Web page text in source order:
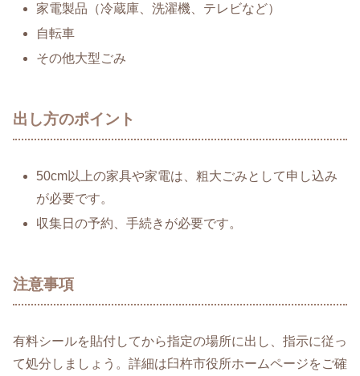
家電製品（冷蔵庫、洗濯機、テレビなど）
自転車
その他大型ごみ
出し方のポイント
50cm以上の家具や家電は、粗大ごみとして申し込み
が必要です。
収集日の予約、手続きが必要です。
注意事項
有料シールを貼付してから指定の場所に出し、指示に従っ
て処分しましょう。詳細は臼杵市役所ホームページをご確